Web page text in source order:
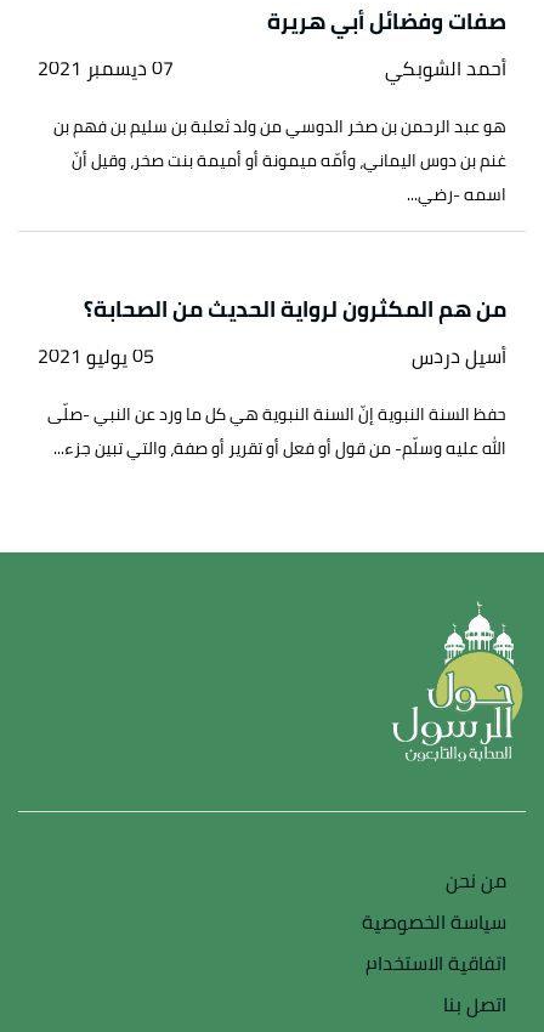
صفات وفضائل أبي هريرة
أحمد الشوبكي 07 ديسمبر 2021
هو عبد الرحمن بن صخر الدوسي من ولد ثعلبة بن سليم بن فهم بن
غنم بن دوس اليماني، وأمّه ميمونة أو أميمة بنت صخر، وقيل أنّ
اسمه -رضي...
من هم المكثرون لرواية الحديث من الصحابة؟
أسيل دردس 05 يوليو 2021
حفظ السنة النبوية إنّ السنة النبوية هي كل ما ورد عن النبي -صلّى
الله عليه وسلّم- من قول أو فعل أو تقرير أو صفة، والتي تبين جزء...
من نحن
سياسة الخصوصية
اتفاقية الاستخدام
اتصل بنا